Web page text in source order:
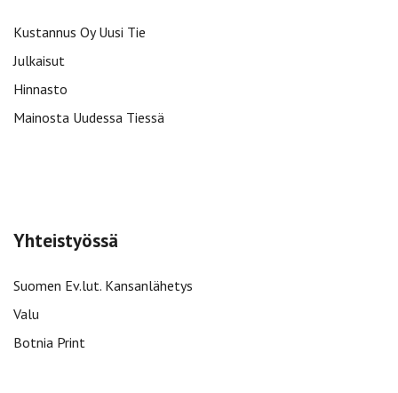
Kustannus Oy Uusi Tie
Julkaisut
Hinnasto
Mainosta Uudessa Tiessä
Yhteistyössä
Suomen Ev.lut. Kansanlähetys
Valu
Botnia Print